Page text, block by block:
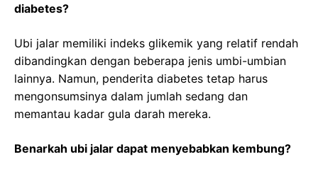
diabetes?
Ubi jalar memiliki indeks glikemik yang relatif rendah
dibandingkan dengan beberapa jenis umbi-umbian
lainnya. Namun, penderita diabetes tetap harus
mengonsumsinya dalam jumlah sedang dan
memantau kadar gula darah mereka.
Benarkah ubi jalar dapat menyebabkan kembung?